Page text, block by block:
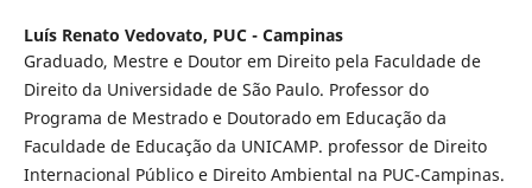
Luís Renato Vedovato, PUC - Campinas
Graduado, Mestre e Doutor em Direito pela Faculdade de
Direito da Universidade de São Paulo. Professor do
Programa de Mestrado e Doutorado em Educação da
Faculdade de Educação da UNICAMP. professor de Direito
Internacional Público e Direito Ambiental na PUC-Campinas.